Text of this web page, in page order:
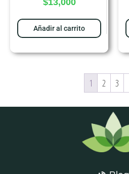
$13,000
Añadir al carrito
1 2 3